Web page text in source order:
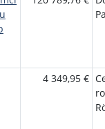
4 349,95 €